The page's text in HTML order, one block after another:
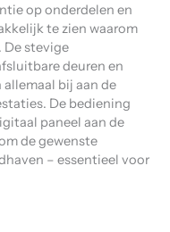
op onderdelen en
te zien waarom
De stevige
deuren en
bij aan de
De bediening
paneel aan de
de gewenste
– essentieel voor